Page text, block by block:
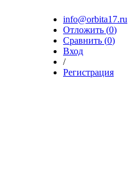
info@orbita17.ru
Отложить (0)
Сравнить (0)
Вход
/
Регистрация